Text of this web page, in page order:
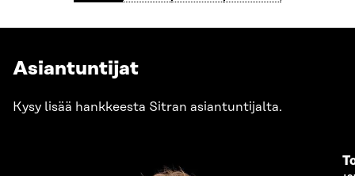
Asiantuntijat
Kysy lisää hankkeesta Sitran asiantuntijalta.